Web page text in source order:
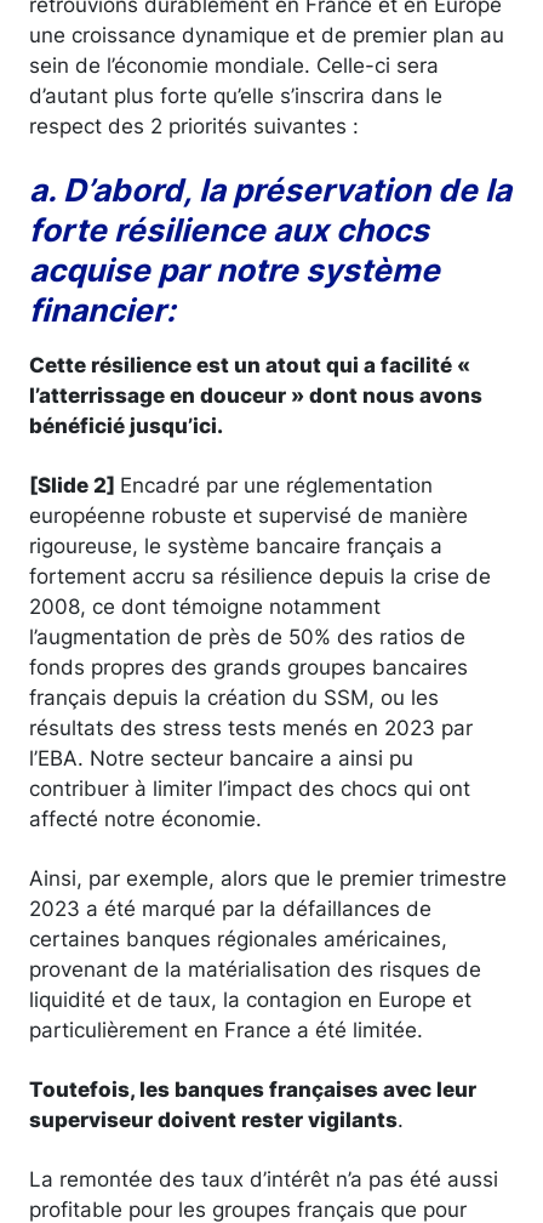
une croissance dynamique et de premier plan au
sein de l’économie mondiale. Celle-ci sera
d’autant plus forte qu’elle s’inscrira dans le
respect des 2 priorités suivantes :
a. D’abord, la préservation de la
forte résilience aux chocs
acquise par notre système
financier:
Cette résilience est un atout qui a facilité «
l’atterrissage en douceur » dont nous avons
bénéficié jusqu’ici.
[Slide 2] Encadré par une réglementation
européenne robuste et supervisé de manière
rigoureuse, le système bancaire français a
fortement accru sa résilience depuis la crise de
2008, ce dont témoigne notamment
l’augmentation de près de 50% des ratios de
fonds propres des grands groupes bancaires
français depuis la création du SSM, ou les
résultats des stress tests menés en 2023 par
l’EBA. Notre secteur bancaire a ainsi pu
contribuer à limiter l’impact des chocs qui ont
affecté notre économie.
Ainsi, par exemple, alors que le premier trimestre
2023 a été marqué par la défaillances de
certaines banques régionales américaines,
provenant de la matérialisation des risques de
liquidité et de taux, la contagion en Europe et
particulièrement en France a été limitée.
Toutefois, les banques françaises avec leur
superviseur doivent rester vigilants.
La remontée des taux d’intérêt n’a pas été aussi
profitable pour les groupes français que pour